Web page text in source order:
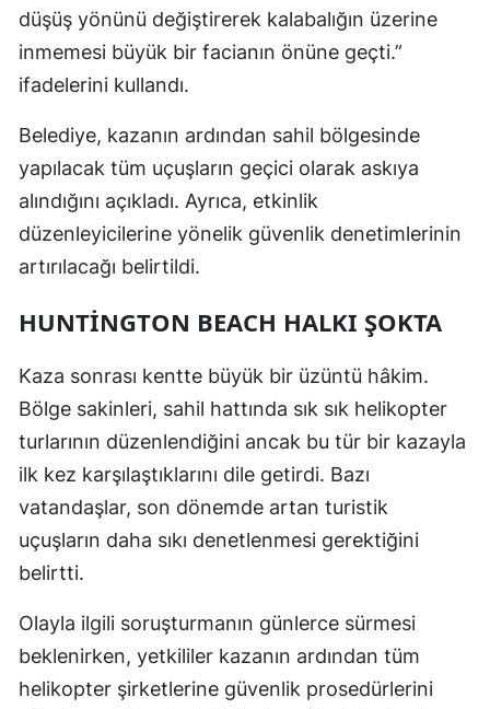
düşüş yönünü değiştirerek kalabalığın üzerine
inmemesi büyük bir facianın önüne geçti.”
ifadelerini kullandı.
Belediye, kazanın ardından sahil bölgesinde
yapılacak tüm uçuşların geçici olarak askıya
alındığını açıkladı. Ayrıca, etkinlik
düzenleyicilerine yönelik güvenlik denetimlerinin
artırılacağı belirtildi.
HUNTINGTON BEACH HALKI ŞOKTA
Kaza sonrası kentte büyük bir üzüntü hâkim.
Bölge sakinleri, sahil hattında sık sık helikopter
turlarının düzenlendiğini ancak bu tür bir kazayla
ilk kez karşılaştıklarını dile getirdi. Bazı
vatandaşlar, son dönemde artan turistik
uçuşların daha sıkı denetlenmesi gerektiğini
belirtti.
Olayla ilgili soruşturmanın günlerce sürmesi
beklenirken, yetkililer kazanın ardından tüm
helikopter şirketlerine güvenlik prosedürlerini